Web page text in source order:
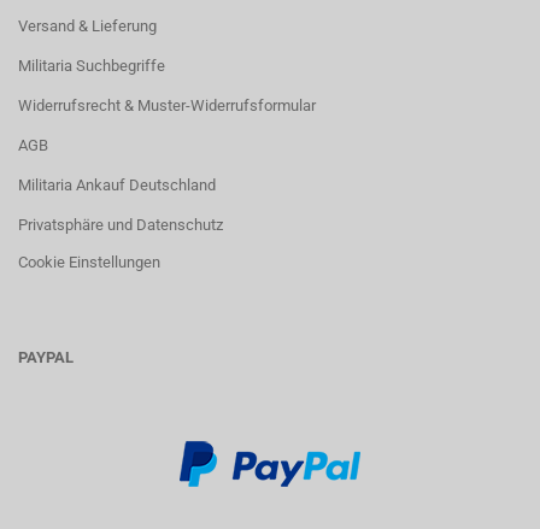
Versand & Lieferung
Militaria Suchbegriffe
Widerrufsrecht & Muster-Widerrufsformular
AGB
Militaria Ankauf Deutschland
Privatsphäre und Datenschutz
Cookie Einstellungen
PAYPAL